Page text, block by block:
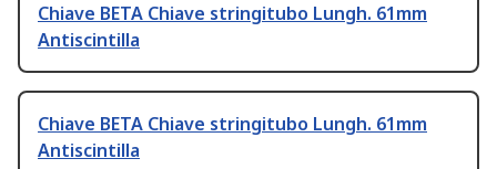
Chiave BETA Chiave stringitubo Lungh. 61mm
Antiscintilla
Chiave BETA Chiave stringitubo Lungh. 61mm
Antiscintilla